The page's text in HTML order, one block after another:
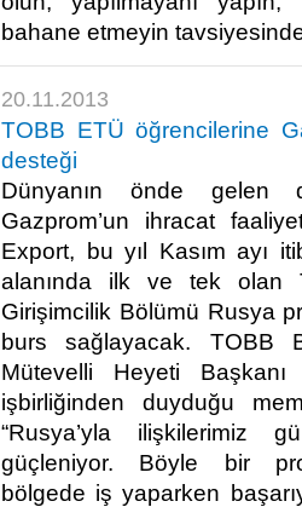
bahane etmeyin
20.11.2013
TOBB ETÜ öğrencilerine
desteği
Dünyanın önde gelen
Gazprom’un ihracat
Export, bu yıl Kasım ayı
alanında ilk ve tek olan
Girişimcilik Bölümü Rusya
burs sağlayacak. TOBB
Mütevelli Heyeti Başkanı
işbirliğinden duyduğu
“Rusya’yla ilişkilerimiz
güçleniyor. Böyle bir
bölgede iş yaparken